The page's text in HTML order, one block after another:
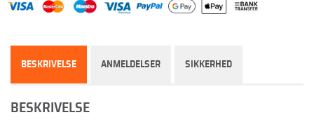
BESKRIVELSE ANMELDELSER SIKKERHED
BESKRIVELSE